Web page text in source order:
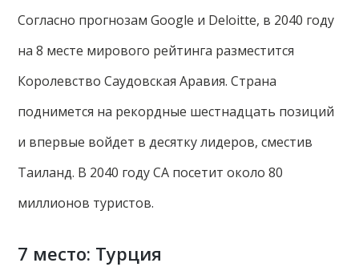
Согласно прогнозам Google и Deloitte, в 2040 году
на 8 месте мирового рейтинга разместится
Королевство Саудовская Аравия. Страна
поднимется на рекордные шестнадцать позиций
и впервые войдет в десятку лидеров, сместив
Таиланд. В 2040 году СА посетит около 80
миллионов туристов.
7 место: Турция